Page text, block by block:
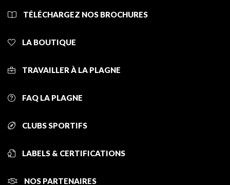
TÉLÉCHARGEZ NOS BROCHURES
LA BOUTIQUE
TRAVAILLER À LA PLAGNE
FAQ LA PLAGNE
CLUBS SPORTIFS
LABELS & CERTIFICATIONS
NOS PARTENAIRES